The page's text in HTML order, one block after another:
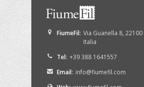
FiumeFil: Via Guanella 8, 22100
Italia
Tel: +39 388 1641557
Email: info@fiumefil.com